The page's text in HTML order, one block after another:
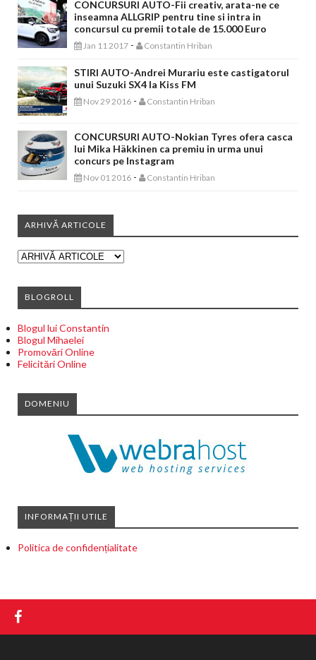
CONCURSURI AUTO-Fii creativ, arata-ne ce
inseamna ALLGRIP pentru tine si intra in
concursul cu premii totale de 15.000 Euro
Jan 11 2017 - Constantin Hriban
STIRI AUTO-Andrei Murariu este castigatorul
unui Suzuki SX4 la Kiss FM
Nov 29 2016 - Constantin Hriban
CONCURSURI AUTO-Nokian Tyres ofera casca
lui Mika Häkkinen ca premiu in urma unui
concurs pe Instagram
Nov 01 2016 - Constantin Hriban
ARHIVĂ ARTICOLE
BLOGROLL
Blogul lui Constantin
Blogul Mihaelei
Promovări Online
Felicitări Online
DOMENIU
INFORMAȚII UTILE
Politica de confidențialitate